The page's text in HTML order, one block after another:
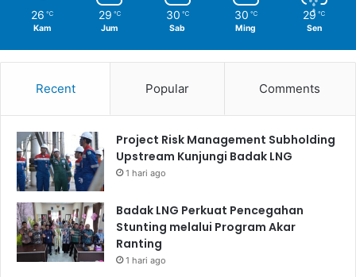
26 ℃
Kam
29 ℃
Jum
30 ℃
Sab
30 ℃
Ming
29 ℃
Sen
Recent Popular Comments
Project Risk Management Subholding
Upstream Kunjungi Badak LNG
1 hari ago
Badak LNG Perkuat Pencegahan
Stunting melalui Program Akar
Ranting
1 hari ago